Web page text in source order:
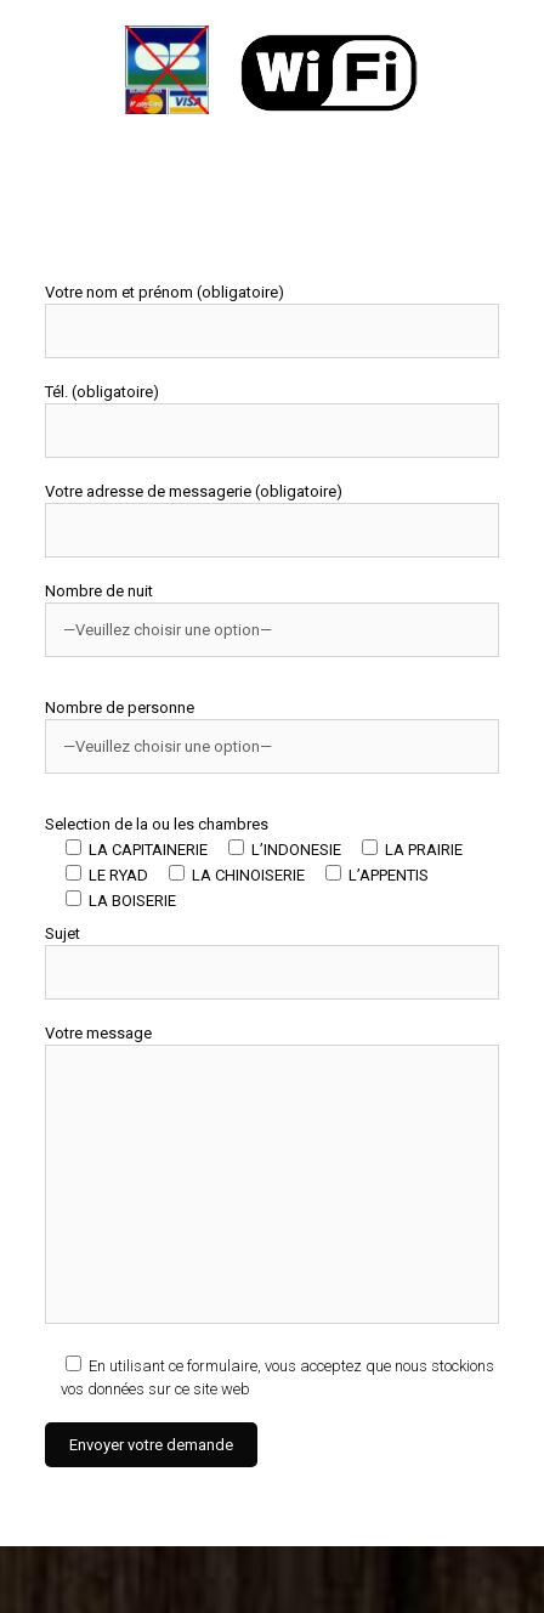
Votre nom et prénom (obligatoire)
Tél. (obligatoire)
Votre adresse de messagerie (obligatoire)
Nombre de nuit
Nombre de personne
Selection de la ou les chambres
LA CAPITAINERIE
L’INDONESIE
LA PRAIRIE
LE RYAD
LA CHINOISERIE
L’APPENTIS
LA BOISERIE
Sujet
Votre message
En utilisant ce formulaire, vous acceptez que nous stockions
vos données sur ce site web